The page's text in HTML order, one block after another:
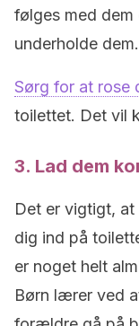
følges med
underholde dem.
Sørg for at rose
toilettet. Det vil
3. Lad dem
Det er vigtigt,
dig ind på
er noget helt
Børn lærer ved